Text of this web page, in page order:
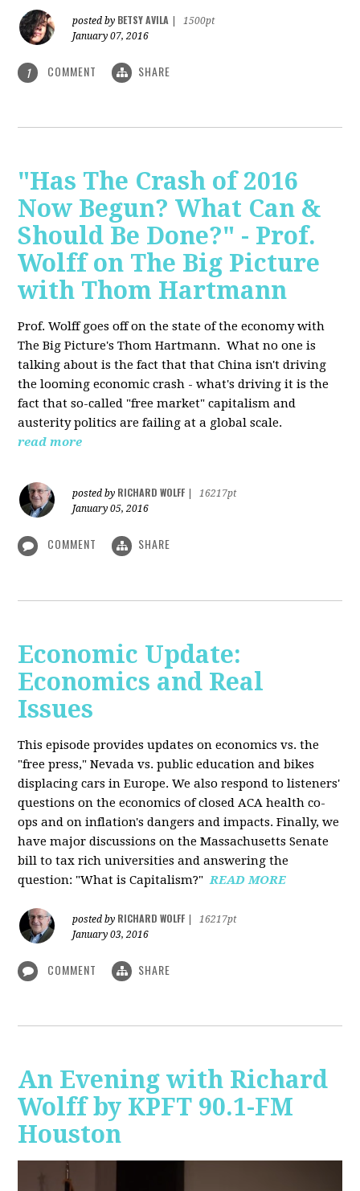
posted by BETSY AVILA
1500pt
January 07, 2016
1 COMMENT SHARE
"Has The Crash of 2016
Now Begun? What Can &
Should Be Done?" - Prof.
Wolff on The Big Picture
with Thom Hartmann
Prof. Wolff goes off on the state of the economy with
The Big Picture's Thom Hartmann. What no one is
talking about is the fact that that China isn't driving
the looming economic crash - what's driving it is the
fact that so-called "free market" capitalism and
austerity politics are failing at a global scale.
read more
posted by RICHARD WOLFF
16217pt
January 05, 2016
COMMENT SHARE
Economic Update:
Economics and Real
Issues
This episode provides updates on economics vs. the
"free press," Nevada vs. public education and bikes
displacing cars in Europe. We also respond to listeners'
questions on the economics of closed ACA health co-
ops and on inflation's dangers and impacts. Finally, we
have major discussions on the Massachusetts Senate
bill to tax rich universities and answering the
question: "What is Capitalism?"READ MORE
posted by RICHARD WOLFF
16217pt
January 03, 2016
COMMENT SHARE
An Evening with Richard
Wolff by KPFT 90.1-FM
Houston